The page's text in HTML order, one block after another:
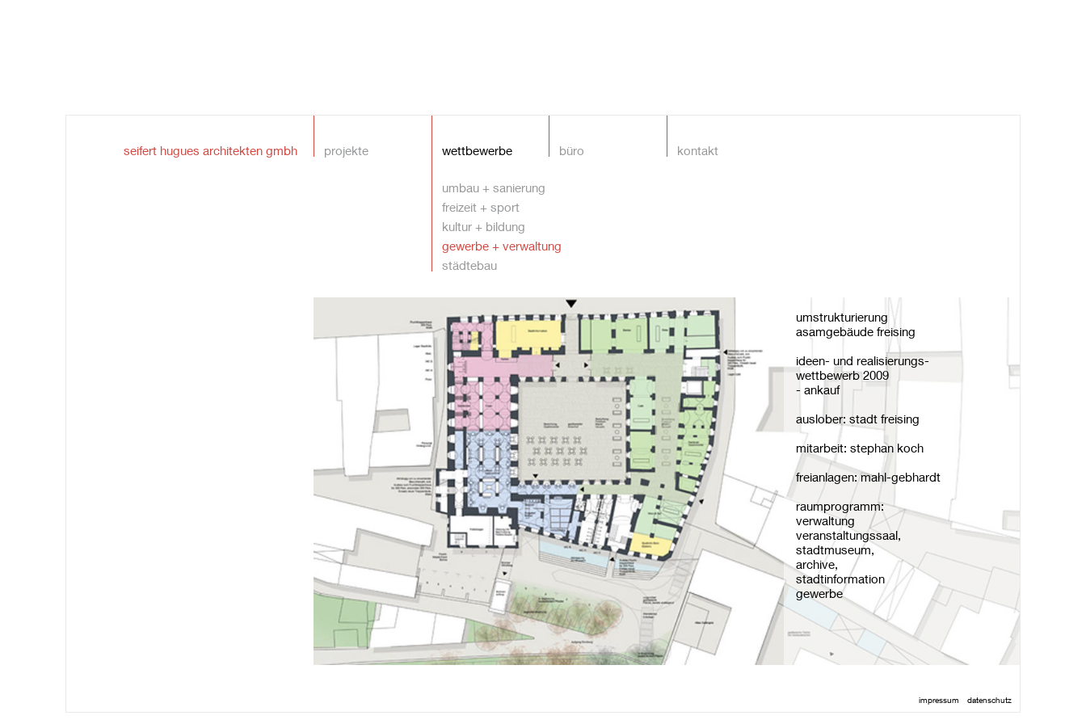
impressum datenschutz
seifert hugues architekten gmbh projekte wettbewerbe
umbau + sanierung
freizeit + sport
kultur + bildung
gewerbe + verwaltung
städtebau
büro kontakt
umstrukturierung
asamgebäude freising
ideen- und realisierungs-
wettbewerb 2009
- ankauf
auslober: stadt freising
mitarbeit: stephan koch
freianlagen: mahl-gebhardt
raumprogramm:
verwaltung
veranstaltungssaal,
stadtmuseum,
archive,
stadtinformation
gewerbe